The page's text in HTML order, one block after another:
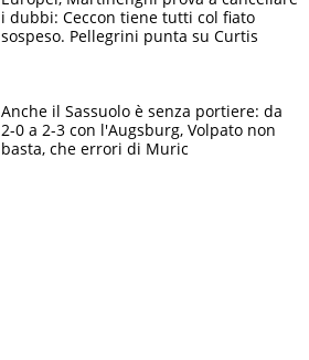
i dubbi: Ceccon tiene tutti col fiato
sospeso. Pellegrini punta su Curtis
Anche il Sassuolo è senza portiere: da
2-0 a 2-3 con l'Augsburg, Volpato non
basta, che errori di Muric